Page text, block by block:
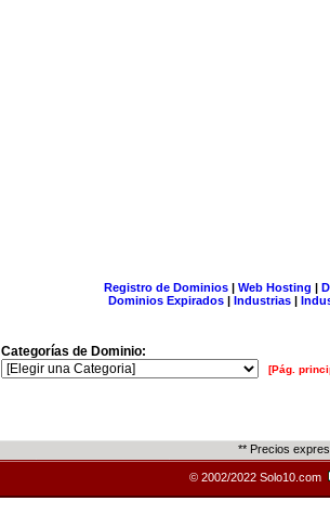
Registro de Dominios| Web Hosting |
Dominios Expirados | Industrias |
Categorías de Dominio:
[Pág.
** Precios
© 2002/2022 Solo10.com